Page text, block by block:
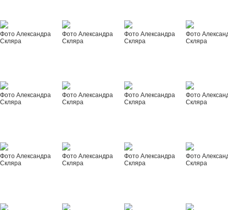
Фото Александра
Скляра
Фото Александра
Скляра
Фото Александра
Скляра
Фото
Скляра
Фото Александра
Скляра
Фото Александра
Скляра
Фото Александра
Скляра
Фото
Скляра
Фото Александра
Скляра
Фото Александра
Скляра
Фото Александра
Скляра
Фото
Скляра